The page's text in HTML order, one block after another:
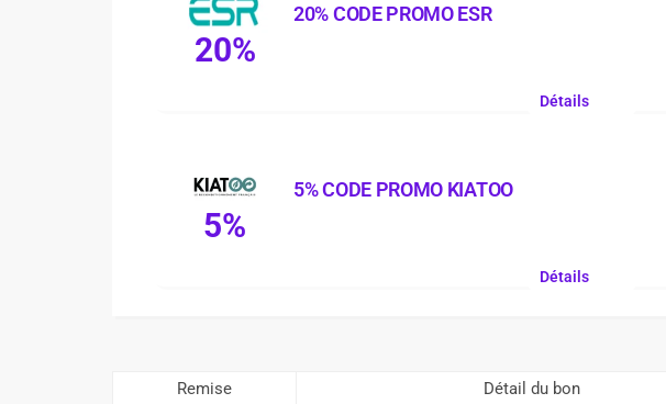
20%
20% CODE PROMO ESR
Détails
5%
5% CODE PROMO KIATOO
Détails
Remise Détail du bon